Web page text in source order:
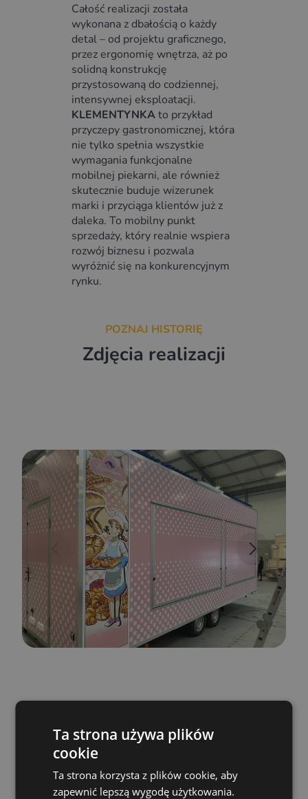
Całość realizacji została
wykonana z dbałością o każdy
detal – od projektu graficznego,
przez ergonomię wnętrza, aż po
solidną konstrukcję
przystosowaną do codziennej,
intensywnej eksploatacji.
KLEMENTYNKAto przykład
przyczepy gastronomicznej, która
nie tylko spełnia wszystkie
wymagania funkcjonalne
mobilnej piekarni, ale również
skutecznie buduje wizerunek
marki i przyciąga klientów już z
daleka. To mobilny punkt
sprzedaży, który realnie wspiera
rozwój biznesu i pozwala
wyróżnić się na konkurencyjnym
rynku.
POZNAJ HISTORIĘ
Zdjęcia realizacji
Ta strona używa plików
cookie
Ta strona korzysta z plików cookie, aby
zapewnić lepszą wygodę użytkowania.